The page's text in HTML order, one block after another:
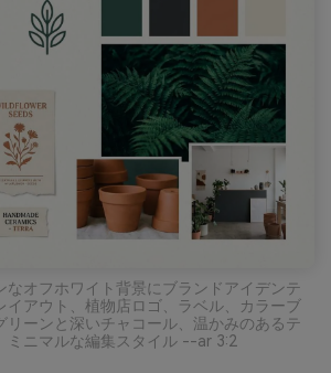
なオフホワイト背景にブランドアイデンテ
イアウト、植物店ロゴ、ラベル、カラーブ
リーンと深いチャコール、温かみのあるテ
ミニマルな編集スタイル --ar 3:2